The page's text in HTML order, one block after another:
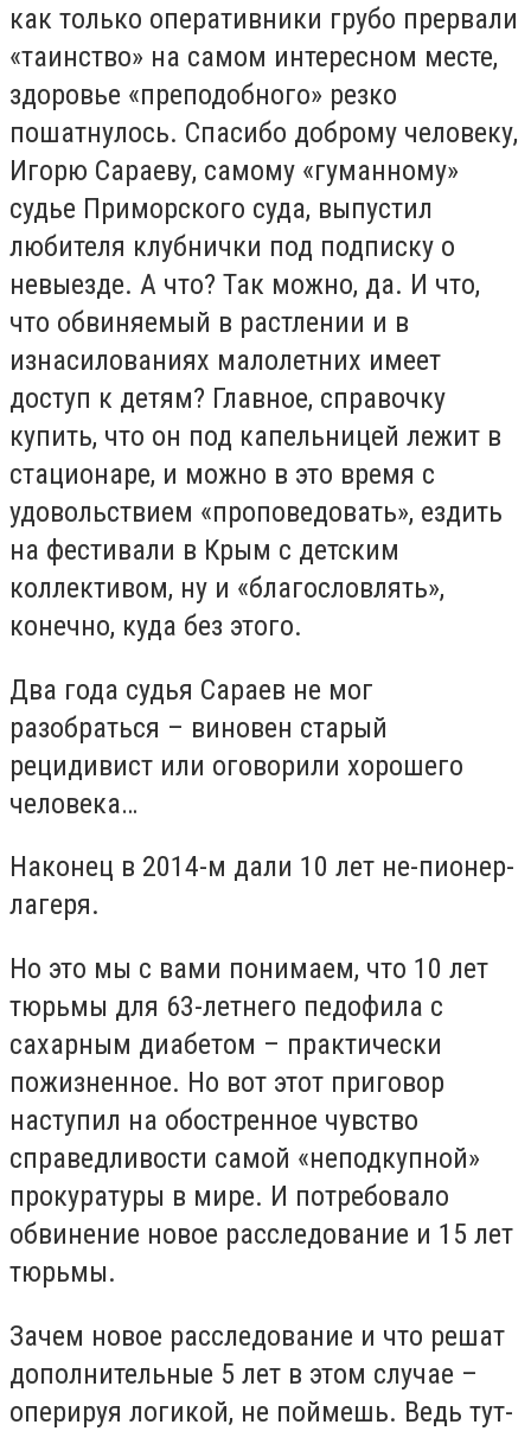
как только оперативники грубо прервали
«таинство» на самом интересном месте,
здоровье «преподобного» резко
пошатнулось. Спасибо доброму человеку,
Игорю Сараеву, самому «гуманному»
судье Приморского суда, выпустил
любителя клубнички под подписку о
невыезде. А что? Так можно, да. И что,
что обвиняемый в растлении и в
изнасилованиях малолетних имеет
доступ к детям? Главное, справочку
купить, что он под капельницей лежит в
стационаре, и можно в это время с
удовольствием «проповедовать», ездить
на фестивали в Крым с детским
коллективом, ну и «благословлять»,
конечно, куда без этого.
Два года судья Сараев не мог
разобраться – виновен старый
рецидивист или оговорили хорошего
человека…
Наконец в 2014-м дали 10 лет не-пионер-
лагеря.
Но это мы с вами понимаем, что 10 лет
тюрьмы для 63-летнего педофила с
сахарным диабетом – практически
пожизненное. Но вот этот приговор
наступил на обостренное чувство
справедливости самой «неподкупной»
прокуратуры в мире. И потребовало
обвинение новое расследование и 15 лет
тюрьмы.
Зачем новое расследование и что решат
дополнительные 5 лет в этом случае –
оперируя логикой, не поймешь. Ведь тут-